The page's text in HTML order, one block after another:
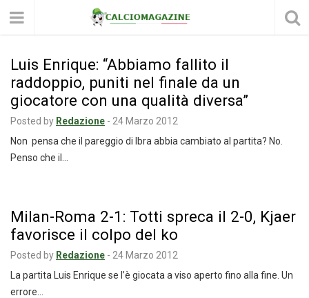
Luis Enrique: “Abbiamo fallito il
raddoppio, puniti nel finale da un
giocatore con una qualità diversa”
Posted by Redazione - 24 Marzo 2012
Non pensa che il pareggio di Ibra abbia cambiato al partita? No.
Penso che il…
Milan-Roma 2-1: Totti spreca il 2-0, Kjaer
favorisce il colpo del ko
Posted by Redazione - 24 Marzo 2012
La partita Luis Enrique se l’è giocata a viso aperto fino alla fine. Un
errore…